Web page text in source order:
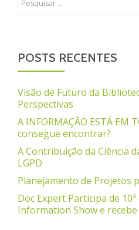
POSTS RECENTES
Visão de Futuro da
Perspectivas
A INFORMAÇÃO ESTÁ EM
consegue encontrar?
A Contribuição da Ciência
LGPD
Planejamento de Projetos
Doc Expert Participa de
Information Show e